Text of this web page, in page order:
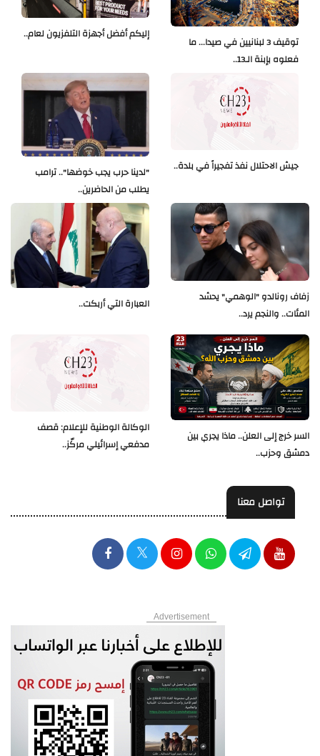
إليكم أفضل أجهزة التلفزيون لعام..
توقيف 3 لبنانيين في صيدا... ما
فعلوه بإبنة الـ13..
"لدينا حرب يجب خوضها".. ترامب
يطلب من الحاضرين..
جيش الاحتلال نفذ تفجيراً في بلدة..
العبارة التي أربكت..
زفاف رونالدو "الوهمي" يحشد
المئات.. والنجم يرد..
الوكالة الوطنية للإعلام: قصف
مدفعي إسرائيلي مركّز..
السر خرج إلى العلن.. ماذا يجري بين
دمشق وحزب..
تواصل معنا
Advertisement